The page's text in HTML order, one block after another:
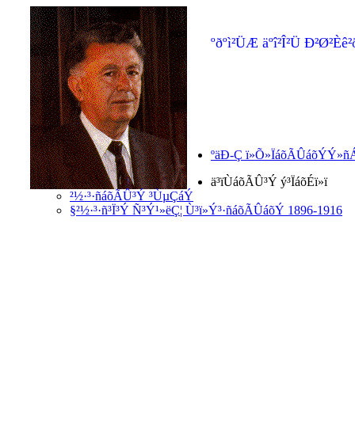
ºðºì²ÜÆ äºî²Î²Ü
ºäÐ-Ç
ä³ïÙáõÃÛ³Ý ý³ÏáõÉï»ï
²½·³·ñáõÃÛ³Ý ³ÙµÇáÝ
§²½·³·ñ³Ï³Ý Ñ³Ý¹»ëÇ¦ Ù³ï»Ý³·ñáõÃÛáõÝ 1896-1916